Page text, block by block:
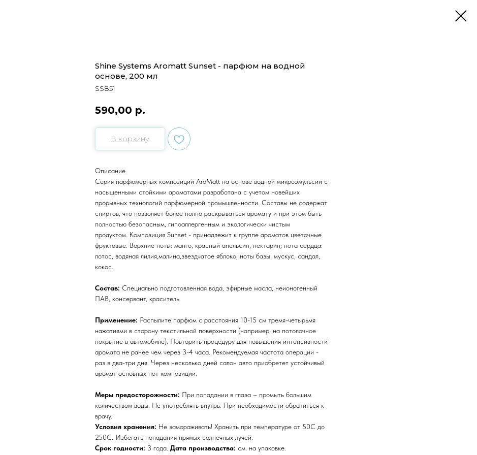
Shine Systems Aromatt Sunset - парфюм на водной
основе, 200 мл
SS851
590,00 р.
В корзину
Описание
Серия парфюмерных композиций AroMatt на основе водной микроэмульсии с
насыщенными стойкими ароматами разработана с учетом новейших
прорывных технологий парфюмерной промышленности. Составы не содержат
спиртов, что позволяет более полно раскрываться аромату и при этом быть
полностью безопасным, гипоаллергенным и экологически чистым
продуктом. Композиция Sunset - принадлежит к группе ароматов цветочные
фруктовые. Верхние ноты: манго, красный апельсин, нектарин; нота сердца:
лотос, водяная лилия,малина,звездчатое яблоко; ноты базы: мускус, сандал,
кокос.
Состав: Специально подготовленная вода, эфирные масла, неионогенный
ПАВ, консервант, краситель.
Применение: Распылите парфюм с расстояния 10-15 см тремя-четырьмя
нажатиями в сторону текстильной поверхности (например, на потолочное
покрытие в автомобиле). Повторить процедуру для повышения интенсивности
аромата не ранее чем через 3-4 часа. Рекомендуемая частота операции -
раз в два-три дня. Через несколько дней салон авто приобретет устойчивый
аромат основных нот композиции.
Меры предосторожности: При попадании в глаза – промыть большим
количеством воды. Не употреблять внутрь. При необходимости обратиться к
врачу.
Условия хранения: Не замораживать! Хранить при температуре от 50С до
250С. Избегать попадания прямых солнечных лучей.
Срок годности: 3 года. Дата производства: см. на упаковке.